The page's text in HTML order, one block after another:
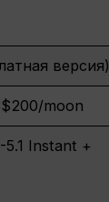
версия)
moon
Instant +